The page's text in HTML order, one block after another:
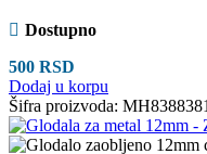
Dostupno
500 RSD
Dodaj u korpu
Šifra proizvoda: